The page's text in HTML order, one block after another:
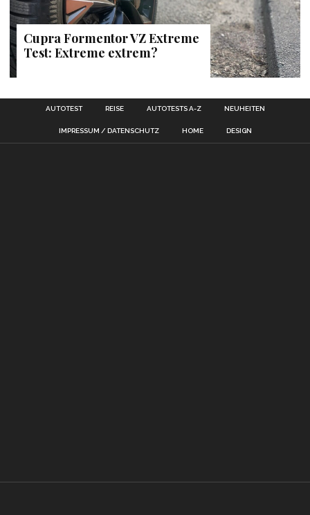
Cupra Formentor VZ Extreme
Test: Extreme extrem?
AUTOTEST REISE AUTOTESTS A-Z NEUHEITEN
IMPRESSUM / DATENSCHUTZ HOME DESIGN